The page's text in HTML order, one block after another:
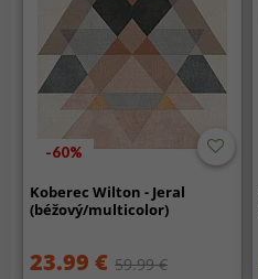
-60%
Koberec Wilton - Jeral
(béžový/multicolor)
23.99 € 59.99 €